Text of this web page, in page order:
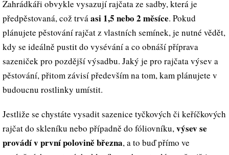
Zahrádkáři obvykle vysazují rajčata ze sadby, která je
předpěstovaná, což trváasi 1,5 nebo 2 měsíce. Pokud
plánujete pěstování rajčat z vlastních semínek, je nutné vědět,
kdy se ideálně pustit do vysévání a co obnáší příprava
sazeniček pro pozdější výsadbu. Jaký je pro rajčata výsev a
pěstování, přitom závisí především na tom, kam plánujete v
budoucnu rostlinky umístit.
Jestliže se chystáte vysadit sazenice tyčkových či keříčkových
rajčat do skleníku nebo případně do fóliovníku,výsev se
provádí v první polovině března, a to buď přímo ve